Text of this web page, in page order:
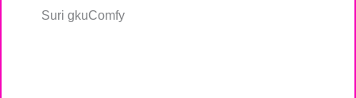
Suri gkuComfy